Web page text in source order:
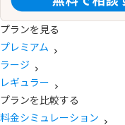
プランを見る
プレミアム
ラージ
レギュラー
プランを比較する
料金シミュレーション